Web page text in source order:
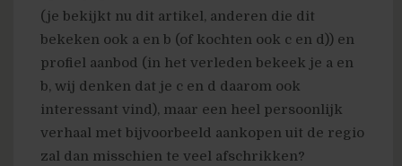
(je bekijkt nu dit artikel, anderen die dit
bekeken ook a en b (of kochten ook c en d)) en
profiel aanbod (in het verleden bekeek je a en
b, wij denken dat je c en d daarom ook
interessant vind), maar een heel persoonlijk
verhaal met bijvoorbeeld aankopen uit de regio
zal dan misschien te veel afschrikken?